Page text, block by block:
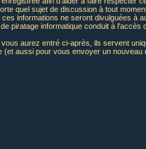
quel sujet de discussion à tout
informations ne seront divulguées à
piratage informatique conduit à l'accès
aurez entré ci-après, ils servent
aussi pour vous envoyer un